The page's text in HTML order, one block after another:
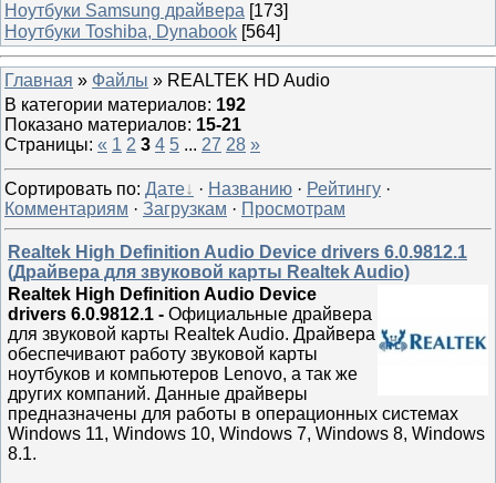
Ноутбуки Samsung драйвера [173]
Ноутбуки Toshiba, Dynabook [564]
Главная » Файлы » REALTEK HD Audio
В категории материалов: 192
Показано материалов: 15-21
Страницы: « 1 2 3 4 5 ... 27 28 »
Сортировать по: Дате · Названию · Рейтингу ·
Комментариям · Загрузкам · Просмотрам
Realtek High Definition Audio Device drivers 6.0.9812.1
(Драйвера для звуковой карты Realtek Audio)
Realtek High Definition Audio Device
drivers 6.0.9812.1 - Официальные драйвера
для звуковой карты Realtek Audio. Драйвера
обеспечивают работу звуковой карты
ноутбуков и компьютеров Lenovo, а так же
других компаний. Данные драйверы
предназначены для работы в операционных системах
Windows 11, Windows 10, Windows 7, Windows 8, Windows
8.1.